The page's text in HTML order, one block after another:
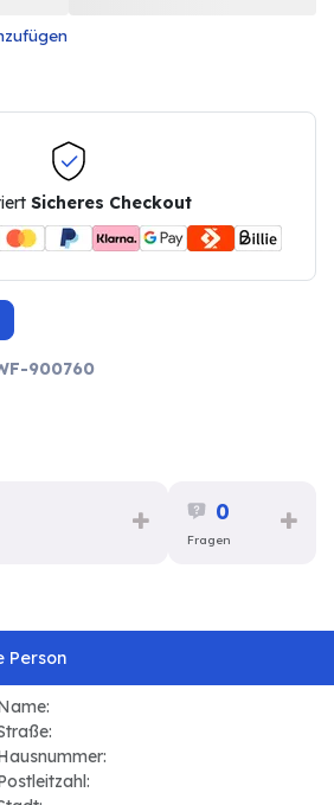
Sicheres Checkout
900760
0
Fragen
Person